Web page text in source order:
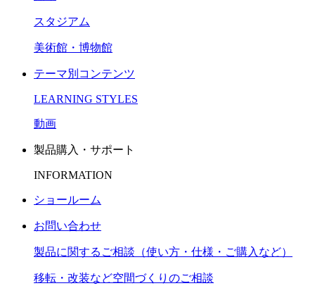
スタジアム
美術館・博物館
テーマ別コンテンツ
LEARNING STYLES
動画
製品購入・サポート
INFORMATION
ショールーム
お問い合わせ
製品に関するご相談（使い方・仕様・ご購入など）
移転・改装など空間づくりのご相談